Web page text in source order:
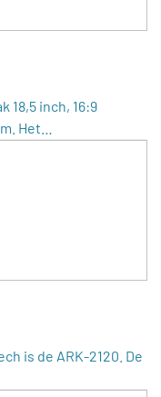
18,5 inch, 16:9
Het…
is de ARK-2120. De